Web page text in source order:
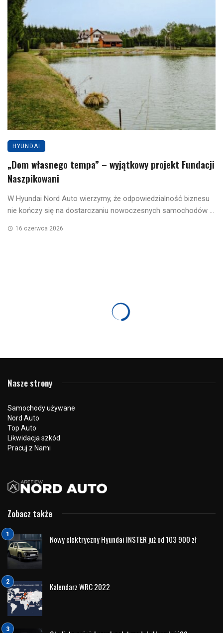
HYUNDAI
„Dom własnego tempa” – wyjątkowy projekt Fundacji
Naszpikowani
W Hyundai Nord Auto wierzymy, że odpowiedzialność biznesu
nie kończy się na dostarczaniu nowoczesnych samochodów ...
16 czerwca 2026
Klubem Biznesu
26 marca 2026 265 odsłon 0
Z dumą informujemy, że jako Hyundai Nord Auto
rozpoczęliśmy współpracę zPodlaskim Klubem Biznesu
ramach której objęliśmy rolę partnera motoryzacyjnego
Klubu. To dla nas ważny krok w kierunku jeszcze
silniejszego zaangażowania w rozwój lokalnej
przedsiębiorczości.
Nasza współpraca to nie tylko dokumenty i formalności – to